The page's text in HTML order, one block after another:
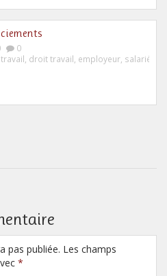
0
, droit travail, employeur, salarié
pas publiée. Les champs
*